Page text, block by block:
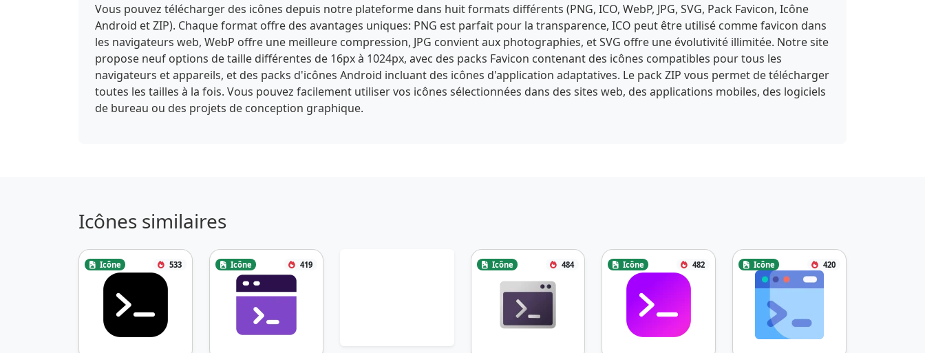
Vous pouvez télécharger des icônes depuis notre plateforme dans huit formats différents (PNG, ICO, WebP, JPG, SVG, Pack Favicon, Icône
Android et ZIP). Chaque format offre des avantages uniques: PNG est parfait pour la transparence, ICO peut être utilisé comme favicon dans
les navigateurs web, WebP offre une meilleure compression, JPG convient aux photographies, et SVG offre une évolutivité illimitée. Notre site
propose neuf options de taille différentes de 16px à 1024px, avec des packs Favicon contenant des icônes compatibles pour tous les
navigateurs et appareils, et des packs d'icônes Android incluant des icônes d'application adaptatives. Le pack ZIP vous permet de télécharger
toutes les tailles à la fois. Vous pouvez facilement utiliser vos icônes sélectionnées dans des sites web, des applications mobiles, des logiciels
de bureau ou des projets de conception graphique.
Icônes similaires
Icône 533 Icône 419 Icône 484 Icône 482 Icône 420